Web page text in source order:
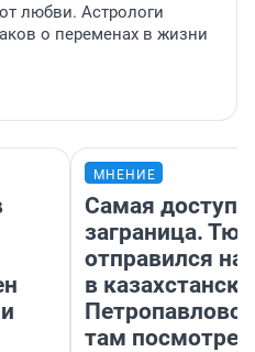
любви. Астрологи
о переменах в жизни
МНЕНИЕ
Самая
заграница.
отправился
в
там